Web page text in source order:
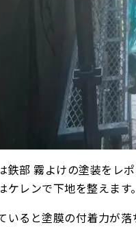
鉄部 霧よけの塗装をレポ
ケレンで下地を整えます。
いると塗膜の付着力が落